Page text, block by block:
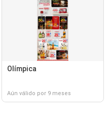
Olímpica
Aún válido por 9 meses